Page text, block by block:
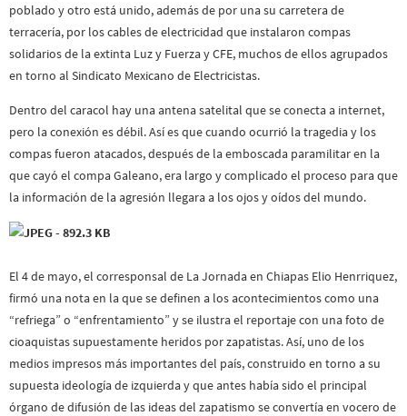
poblado y otro está unido, además de por una su carretera de
terracería, por los cables de electricidad que instalaron compas
solidarios de la extinta Luz y Fuerza y CFE, muchos de ellos agrupados
en torno al Sindicato Mexicano de Electricistas.
Dentro del caracol hay una antena satelital que se conecta a internet,
pero la conexión es débil. Así es que cuando ocurrió la tragedia y los
compas fueron atacados, después de la emboscada paramilitar en la
que cayó el compa Galeano, era largo y complicado el proceso para que
la información de la agresión llegara a los ojos y oídos del mundo.
El 4 de mayo, el corresponsal de La Jornada en Chiapas Elio Henrriquez,
firmó una nota en la que se definen a los acontecimientos como una
“refriega” o “enfrentamiento” y se ilustra el reportaje con una foto de
cioaquistas supuestamente heridos por zapatistas. Así, uno de los
medios impresos más importantes del país, construido en torno a su
supuesta ideología de izquierda y que antes había sido el principal
órgano de difusión de las ideas del zapatismo se convertía en vocero de